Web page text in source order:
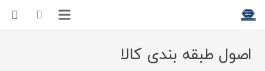
اصول طبقه بندی کالا